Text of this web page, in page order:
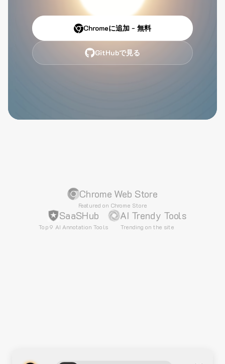
Chromeに追加 - 無料
GitHubで見る
Chrome Web Store
Featured on Chrome Store
SaaSHub
Top 9 AI Annotation Tools
AI Trendy Tools
Trending on the site